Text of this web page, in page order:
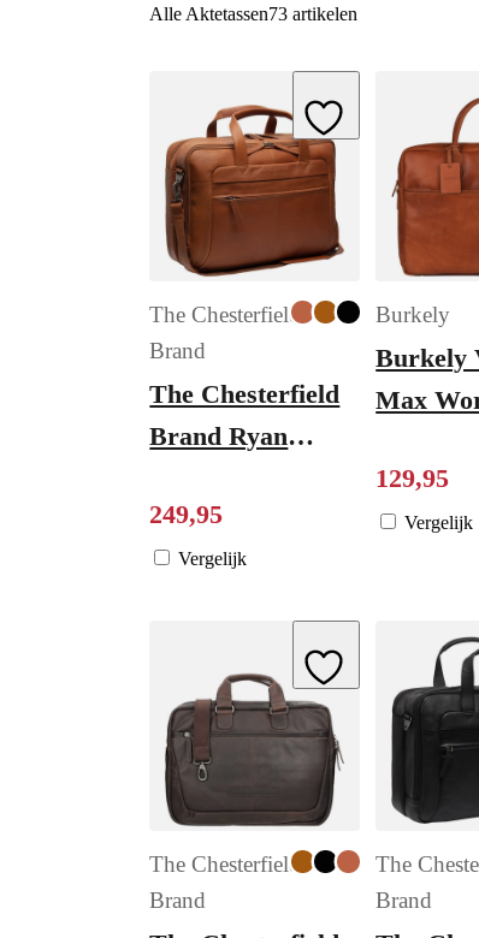
Alle Aktetassen73 artikelen
Add to Wishlist
The Chesterfield
Brand
The Chesterfield
Brand Ryan
cognac
249,95
Vergelijk
Burkely
Burkely
Max
129,95
Vergelijk
Add to Wishlist
The Chesterfield
Brand
The
Brand